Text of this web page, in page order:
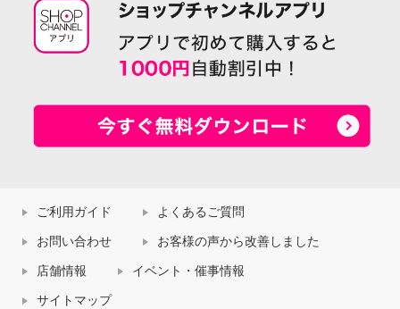
ご利用ガイド よくあるご質問
お問い合わせ お客様の声から改善しました
店舗情報 イベント・催事情報
サイトマップ